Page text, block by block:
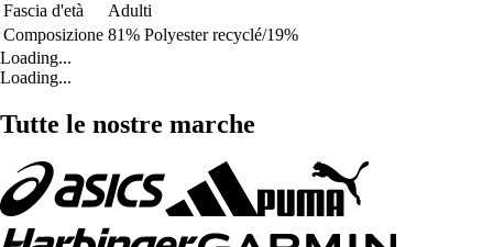
Fascia d'età
Adulti
Composizione 81% Polyester recyclé/19%
Loading...
Loading...
Tutte le nostre marche